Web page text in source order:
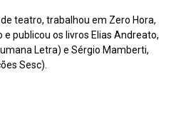
teatro, trabalhou em Zero Hora,
e publicou os livros Elias Andreato,
Letra) e Sérgio Mamberti,
Sesc).